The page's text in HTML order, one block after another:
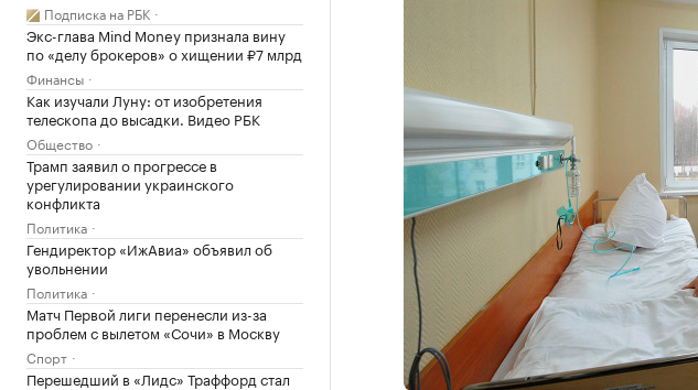
Подписка на РБК
Экс-глава Mind Money признала вину
по «делу брокеров» о хищении ₽7 млрд
Финансы
Как изучали Луну: от изобретения
телескопа до высадки. Видео РБК
Общество
Трамп заявил о прогрессе в
урегулировании украинского
конфликта
Политика
Гендиректор «ИжАвиа» объявил об
увольнении
Политика
Матч Первой лиги перенесли из-за
проблем с вылетом «Сочи» в Москву
Спорт
Перешедший в «Лидс» Траффорд стал